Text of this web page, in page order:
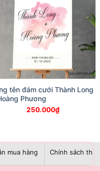
tên đám cưới Thành Long
Phương
250.000₫
mua hàng Chính sách